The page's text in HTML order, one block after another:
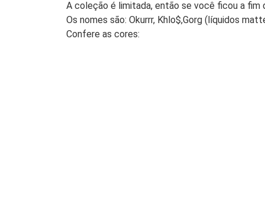
A coleção é limitada, então se você ficou a
Os nomes são: Okurrr, Khlo$,Gorg (líquidos
Confere as cores: